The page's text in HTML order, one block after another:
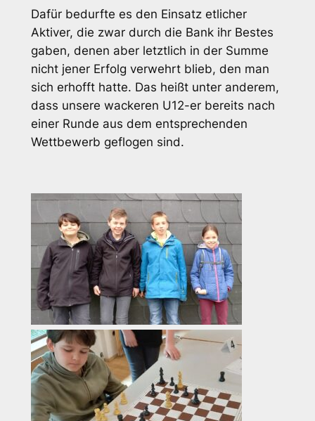
Dafür bedurfte es den Einsatz etlicher
Aktiver, die zwar durch die Bank ihr Bestes
gaben, denen aber letztlich in der Summe
nicht jener Erfolg verwehrt blieb, den man
sich erhofft hatte. Das heißt unter anderem,
dass unsere wackeren U12-er bereits nach
einer Runde aus dem entsprechenden
Wettbewerb geflogen sind.